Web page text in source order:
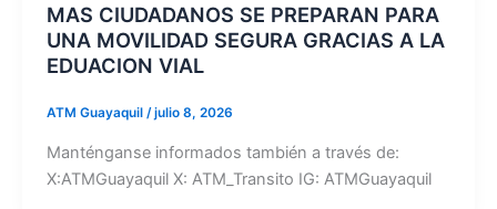
MAS CIUDADANOS SE PREPARAN PARA
UNA MOVILIDAD SEGURA GRACIAS A LA
EDUACION VIAL
ATM Guayaquil /julio 8, 2026
Manténganse informados también a través de:
X:ATMGuayaquil X: ATM_Transito IG: ATMGuayaquil